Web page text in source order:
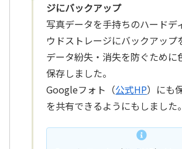
ジにバックアップ
写真データを手持ちのハードデ
ウドストレージにバックアップ
データ紛失・消失を防ぐために
保存しました。
Googleフォト（公式HP）にも
を共有できるようにもしました。